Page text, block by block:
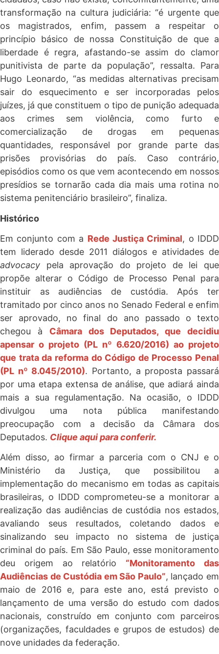
transformação na cultura judiciária: “é urgente que
os magistrados, enfim, passem a respeitar o
princípio básico de nossa Constituição de que a
liberdade é regra, afastando-se assim do clamor
punitivista de parte da população”, ressalta. Para
Hugo Leonardo, “as medidas alternativas precisam
sair do esquecimento e ser incorporadas pelos
juízes, já que constituem o tipo de punição adequada
aos crimes sem violência, como furto e
comercialização de drogas em pequenas
quantidades, responsável por grande parte das
prisões provisórias do país. Caso contrário,
episódios como os que vem acontecendo em nossos
presídios se tornarão cada dia mais uma rotina no
sistema penitenciário brasileiro”, finaliza.
Histórico
Em conjunto com a Rede Justiça Criminal, o IDDD
tem liderado desde 2011 diálogos e atividades de
advocacy pela aprovação do projeto de lei que
propõe alterar o Código de Processo Penal para
instituir as audiências de custódia. Após ter
tramitado por cinco anos no Senado Federal e enfim
ser aprovado, no final do ano passado o texto
chegou à Câmara dos Deputados, que decidiu
apensar o projeto (PL nº 6.620/2016) ao projeto
que trata da reforma do Código de Processo Penal
(PL nº 8.045/2010). Portanto, a proposta passará
por uma etapa extensa de análise, que adiará ainda
mais a sua regulamentação. Na ocasião, o IDDD
divulgou uma nota pública manifestando
preocupação com a decisão da Câmara dos
Deputados. Clique aqui para conferir.
Além disso, ao firmar a parceria com o CNJ e o
Ministério da Justiça, que possibilitou a
implementação do mecanismo em todas as capitais
brasileiras, o IDDD comprometeu-se a monitorar a
realização das audiências de custódia nos estados,
avaliando seus resultados, coletando dados e
sinalizando seu impacto no sistema de justiça
criminal do país. Em São Paulo, esse monitoramento
deu origem ao relatório “Monitoramento das
Audiências de Custódia em São Paulo”, lançado em
maio de 2016 e, para este ano, está previsto o
lançamento de uma versão do estudo com dados
nacionais, construído em conjunto com parceiros
(organizações, faculdades e grupos de estudos) de
nove unidades da federação.